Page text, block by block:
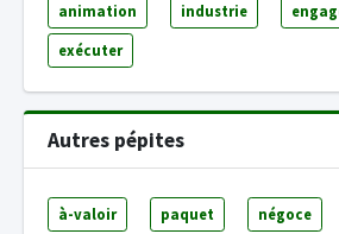
animation industrie
exécuter
Autres pépites
à-valoir paquet négoce